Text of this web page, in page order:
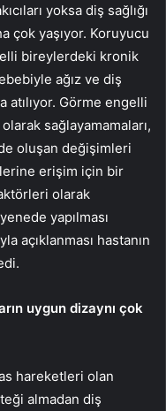
yoksa diş sağlığı
çok yaşıyor. Koruyucu
bireylerdeki kronik
ağız ve diş
atılıyor. Görme engelli
sağlayamamaları,
oluşan değişimleri
erişim için bir
olarak
yapılması
açıklanması hastanın
uygun dizaynı çok
hareketleri olan
almadan diş